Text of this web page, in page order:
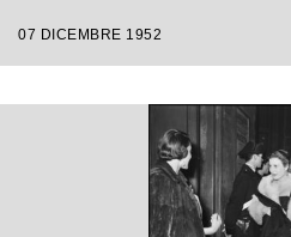
Ebert
07 DICEMBRE 1952